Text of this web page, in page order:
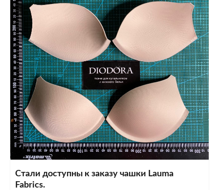
Стали доступны к заказу чашки Lauma
Fabrics.